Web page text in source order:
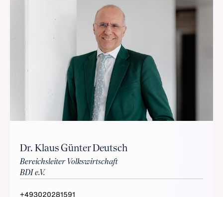
Dr. Klaus Günter Deutsch
Bereichsleiter Volkswirtschaft
BDI e.V.
+493020281591